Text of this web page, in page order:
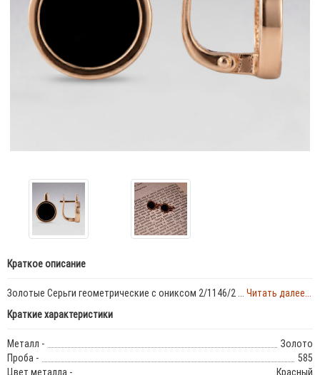
Краткое описание
Золотые Серьги геометрические с ониксом 2/1146/2 ... Читать далее...
Краткие характеристики
Металл -
Золото
Проба -
585
Цвет металла -
Красный